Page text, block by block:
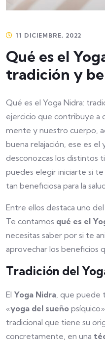
11 DICIEMBRE, 2022
Qué es el
tradición y
Qué es el Yoga Nidra:
ejercicio que contribuye a
mente y nuestro cuerpo,
buena relajación, ese es el
desconozcas los distintos
puedes elegir iniciarte si
tan beneficiosa para la
Entre ellos destaca uno
Te contamos qué es el
necesitas saber por si te
aprovechar los beneficios
Tradición del
El Yoga Nidra, que puede
«yoga del sueño
tradicional que tiene su
concretamente, en una